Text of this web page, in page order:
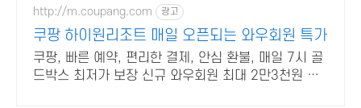
http://m.coupang.com 광고
쿠팡 하이원리조트 매일 오픈되는 와우회원 특가
쿠팡, 빠른 예약, 편리한 결제, 안심 환불, 매일 7시 골
드박스 최저가 보장 신규 와우회원 최대 2만3천원 쿠